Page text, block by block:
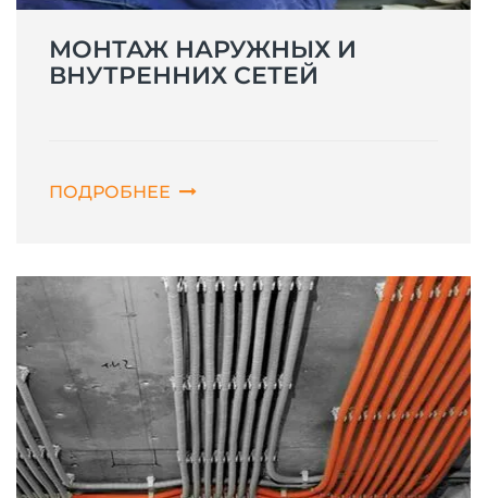
МОНТАЖ НАРУЖНЫХ И
ВНУТРЕННИХ СЕТЕЙ
ПОДРОБНЕЕ